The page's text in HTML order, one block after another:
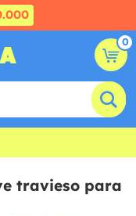
0
travieso para